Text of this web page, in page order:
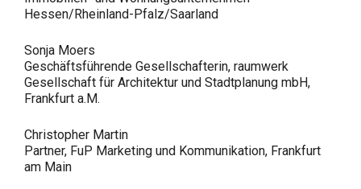
Hessen/Rheinland-Pfalz/Saarland
Sonja Moers
Geschäftsführende Gesellschafterin, raumwerk
Gesellschaft für Architektur und Stadtplanung mbH,
Frankfurt a.M.
Christopher Martin
Partner, FuP Marketing und Kommunikation, Frankfurt
am Main